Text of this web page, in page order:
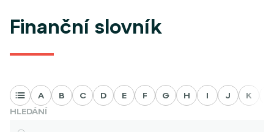
Finanční slovník
A B C D E F G H I J K
HLEDÁNÍ